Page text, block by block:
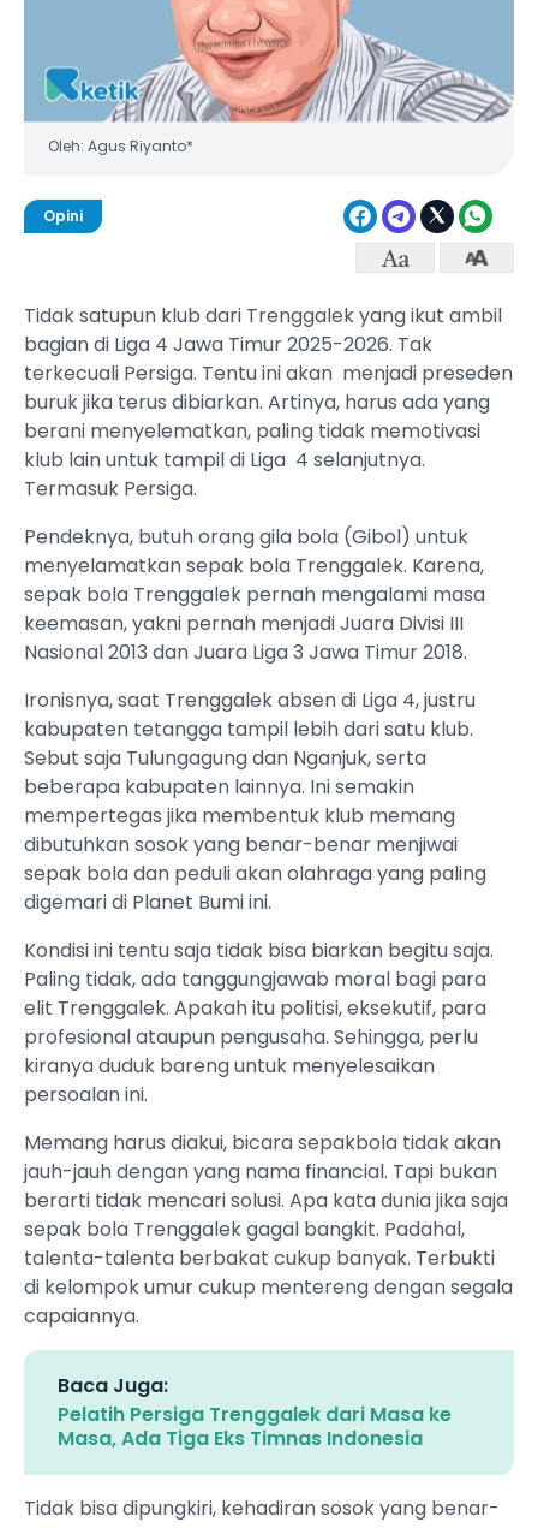
Oleh: Agus Riyanto*
Opini
Tidak satupun klub dari Trenggalek yang ikut ambil
bagian di Liga 4 Jawa Timur 2025-2026. Tak
terkecuali Persiga. Tentu ini akan menjadi preseden
buruk jika terus dibiarkan. Artinya, harus ada yang
berani menyelematkan, paling tidak memotivasi
klub lain untuk tampil di Liga 4 selanjutnya.
Termasuk Persiga.
Pendeknya, butuh orang gila bola (Gibol) untuk
menyelamatkan sepak bola Trenggalek. Karena,
sepak bola Trenggalek pernah mengalami masa
keemasan, yakni pernah menjadi Juara Divisi III
Nasional 2013 dan Juara Liga 3 Jawa Timur 2018.
Ironisnya, saat Trenggalek absen di Liga 4, justru
kabupaten tetangga tampil lebih dari satu klub.
Sebut saja Tulungagung dan Nganjuk, serta
beberapa kabupaten lainnya. Ini semakin
mempertegas jika membentuk klub memang
dibutuhkan sosok yang benar-benar menjiwai
sepak bola dan peduli akan olahraga yang paling
digemari di Planet Bumi ini.
Kondisi ini tentu saja tidak bisa biarkan begitu saja.
Paling tidak, ada tanggungjawab moral bagi para
elit Trenggalek. Apakah itu politisi, eksekutif, para
profesional ataupun pengusaha. Sehingga, perlu
kiranya duduk bareng untuk menyelesaikan
persoalan ini.
Memang harus diakui, bicara sepakbola tidak akan
jauh-jauh dengan yang nama financial. Tapi bukan
berarti tidak mencari solusi. Apa kata dunia jika saja
sepak bola Trenggalek gagal bangkit. Padahal,
talenta-talenta berbakat cukup banyak. Terbukti
di kelompok umur cukup mentereng dengan segala
capaiannya.
Baca Juga:
Pelatih Persiga Trenggalek dari Masa ke
Masa, Ada Tiga Eks Timnas Indonesia
Tidak bisa dipungkiri, kehadiran sosok yang benar-